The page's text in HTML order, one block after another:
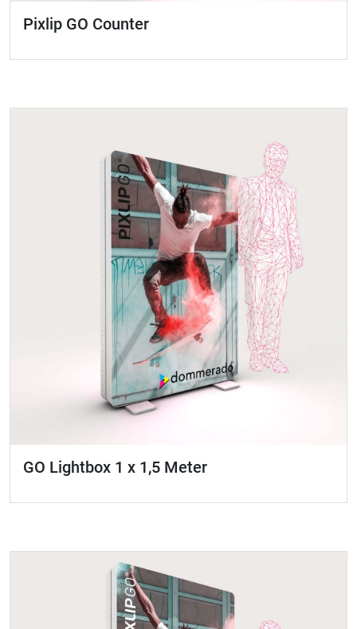
Pixlip GO Counter
GO Lightbox 1 x 1,5 Meter